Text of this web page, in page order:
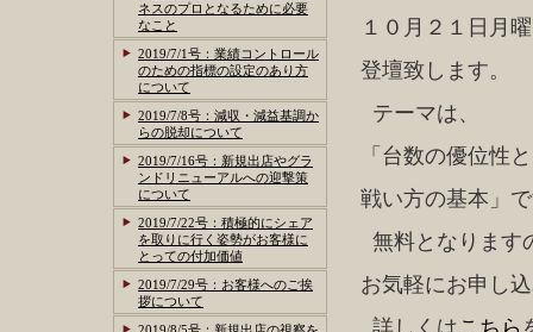
１０月２１日月
登壇致します。
テーマは、
「台数の優位性
戦い方の基本」
無料となります
お気軽にお申し
詳しくはこちら
ネスのプロとなるために必要
なこと
2019/7/1号：業績コントロール
のための指標の設定のあり方
について
2019/7/8号：減収・減益基調か
らの脱却について
2019/7/16号：新規出店やグラ
ンドリニューアルへの迎撃策
について
2019/7/22号：積極的にシェア
を取りに行く姿勢がお客様に
とっての付加価値
2019/7/29号：お客様へのご挨
拶について